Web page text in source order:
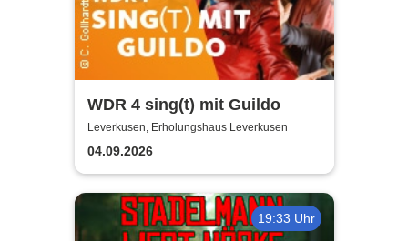
WDR 4 sing(t) mit Guildo
Leverkusen, Erholungshaus Leverkusen
04.09.2026
19:33 Uhr